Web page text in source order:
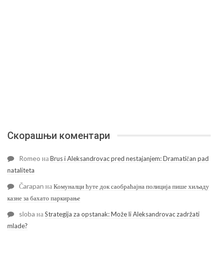
Скорашњи коментари
Romeo наBrus i Aleksandrovac pred nestajanjem: Dramatičan pad
nataliteta
Čarapan наКомуналци ћуте док саобраћајна полиција пише хиљаду
казне за бахато паркирање
sloba наStrategija za opstanak: Može li Aleksandrovac zadržati
mlade?